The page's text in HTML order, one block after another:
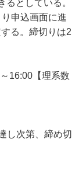
るとしている。
申込画面に進
る。締切りは2
16:00【理系数
し次第、締め切